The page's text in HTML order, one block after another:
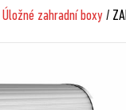
Úložné zahradní boxy/